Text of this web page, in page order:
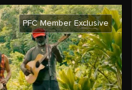
PFC Member Exclusive